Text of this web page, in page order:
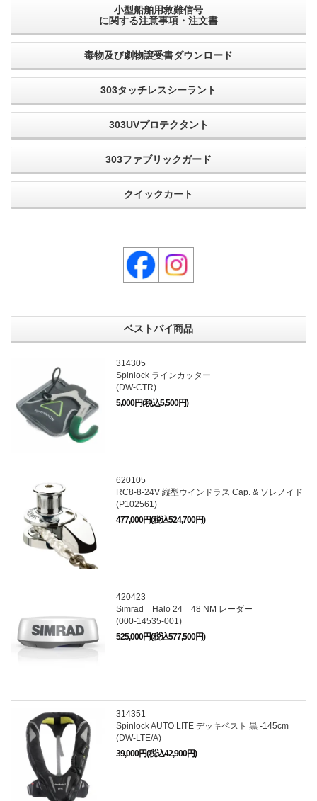
小型船舶用救難信号
に関する注意事項・注文書
毒物及び劇物譲受書ダウンロード
303タッチレスシーラント
303UVプロテクタント
303ファブリックガード
クイックカート
ベストバイ商品
314305
Spinlock ラインカッター
(DW-CTR)
5,000円(税込5,500円)
620105
RC8-8-24V 縦型ウインドラス Cap. & ソレノイド
(P102561)
477,000円(税込524,700円)
420423
Simrad Halo 24 48 NM レーダー
(000-14535-001)
525,000円(税込577,500円)
314351
Spinlock AUTO LITE デッキベスト 黒 -145cm
(DW-LTE/A)
39,000円(税込42,900円)